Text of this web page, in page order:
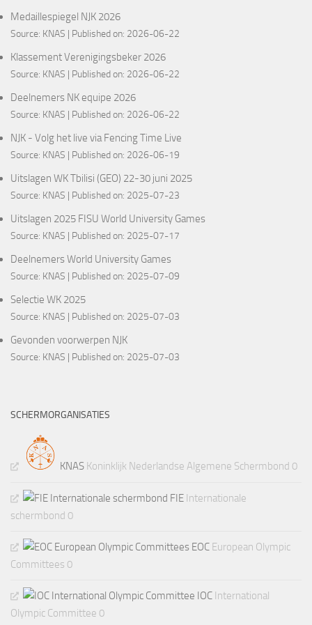
Medaillespiegel NJK 2026
Source: KNAS Published on: 2026-06-22
Klassement Verenigingsbeker 2026
Source: KNAS Published on: 2026-06-22
Deelnemers NK equipe 2026
Source: KNAS Published on: 2026-06-22
NJK - Volg het live via Fencing Time Live
Source: KNAS Published on: 2026-06-19
Uitslagen WK Tbilisi (GEO) 22-30 juni 2025
Source: KNAS Published on: 2025-07-23
Uitslagen 2025 FISU World University Games
Source: KNAS Published on: 2025-07-17
Deelnemers World University Games
Source: KNAS Published on: 2025-07-09
Selectie WK 2025
Source: KNAS Published on: 2025-07-03
Gevonden voorwerpen NJK
Source: KNAS Published on: 2025-07-03
SCHERMORGANISATIES
KNAS Koninklijk Nederlandse Algemene Schermbond 0
FIE Internationale
schermbond 0
EOC European Olympic
Committees 0
IOC International
Olympic Committee 0